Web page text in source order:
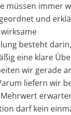
müssen immer
und
besteht
eine klare
wir gerade
liefern wir
darf kein